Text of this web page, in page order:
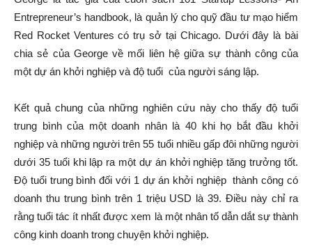
Entrepreneur’s handbook, là quản lý cho quỹ đầu tư mạo hiểm
Red Rocket Ventures có trụ sở tại Chicago. Dưới đây là bài
chia sẻ của George về mối liên hệ giữa sự thành công của
một dự án khởi nghiệp và độ tuổi của người sáng lập.
Kết quả chung của những nghiên cứu này cho thấy độ tuổi
trung bình của một doanh nhân là 40 khi họ bắt đầu khởi
nghiệp và những người trên 55 tuổi nhiều gấp đôi những người
dưới 35 tuổi khi lập ra một dự án khởi nghiệp tăng trưởng tốt.
Độ tuổi trung bình đối với 1 dự án khởi nghiệp thành công có
doanh thu trung bình trên 1 triệu USD là 39. Điều này chỉ ra
rằng tuổi tác ít nhất được xem là một nhân tố dẫn dắt sự thành
công kinh doanh trong chuyện khởi nghiệp.